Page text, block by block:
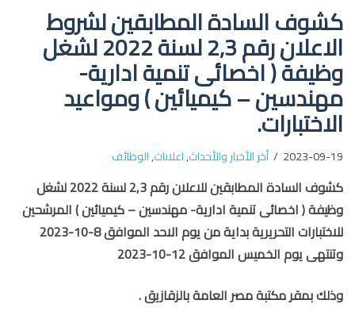
كشوف السادة المطابقين لشروط
الاعلان رقم 2,3 لسنة 2022 لشغل
وظيفة ( اخصائى تنمية ادارية-
مهندسين – كيميائين ) ومواعيد
الاختبارات.
2023-09-19 أخر الأخبار والأحداث,اعلانات,الوظائف
كشوف السادة المطابقين للاعلان رقم 2,3 لسنة 2022 لشغل
وظيفة ( اخصائى تنمية ادارية- مهندسين – كيميائين ) المرشحين
للاختبارات التحريرية بداية من يوم الاحد الموافق 8-10-2023
وتنتهى يوم الخميس الموافق 12-10-2023
وذلك بمقر مكتبة مصر العامة بالزقازيق .